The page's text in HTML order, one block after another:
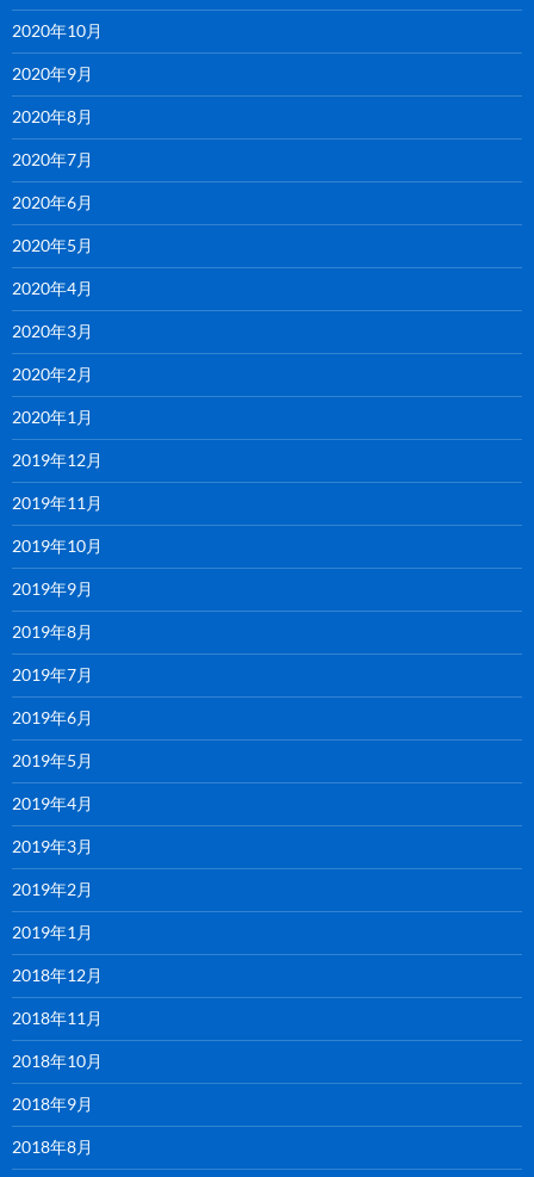
2020年10月
2020年9月
2020年8月
2020年7月
2020年6月
2020年5月
2020年4月
2020年3月
2020年2月
2020年1月
2019年12月
2019年11月
2019年10月
2019年9月
2019年8月
2019年7月
2019年6月
2019年5月
2019年4月
2019年3月
2019年2月
2019年1月
2018年12月
2018年11月
2018年10月
2018年9月
2018年8月